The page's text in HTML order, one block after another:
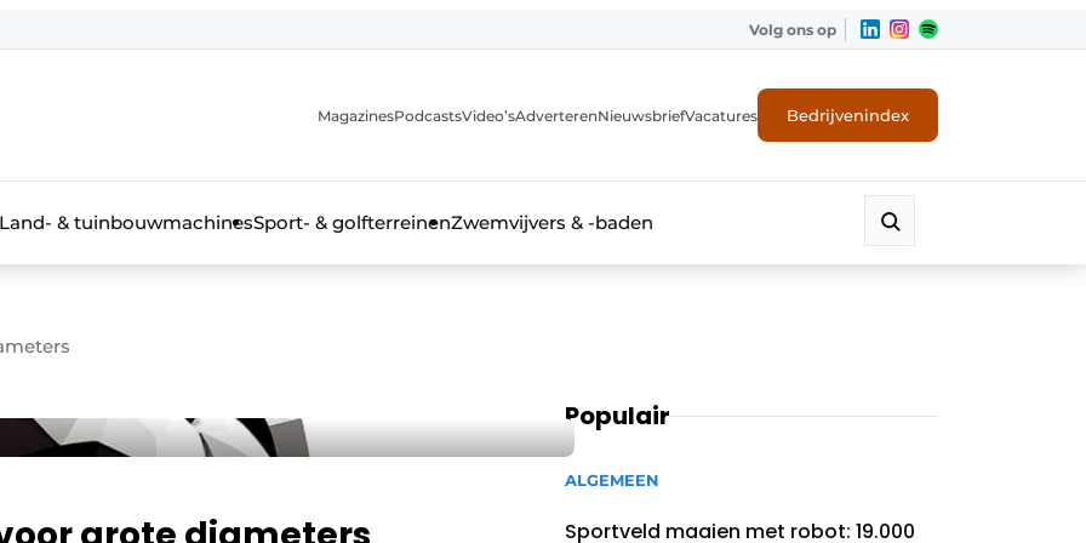
Volg ons op
MagazinesPodcastsVideo’sAdverterenNieuwsbriefVacatures Bedrijvenindex
Land- & tuinbouwmachinesSport- & golfterreinenZwemvijvers & -baden
Populair
ALGEMEEN
Sportveld maaien met robot: 19.000